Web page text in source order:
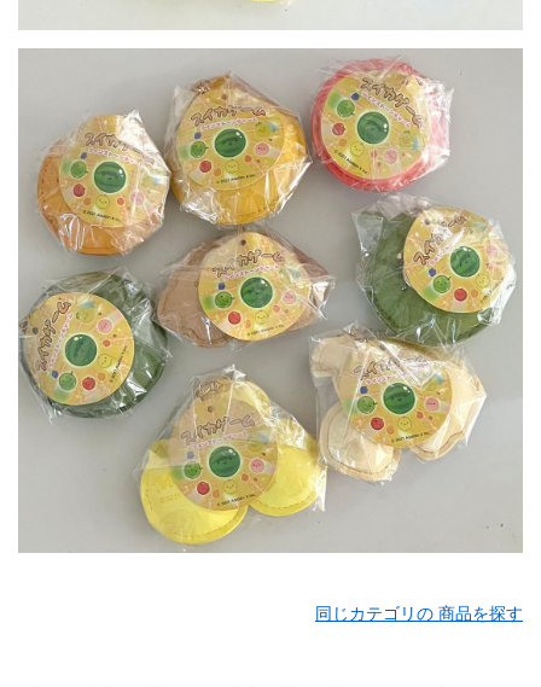
同じカテゴリの 商品を探す